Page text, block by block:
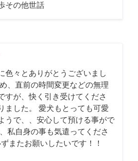
その他世話
色々とありがとうございまし
、直前の時間変更などの無理
すが、快く引き受けてくださ
ました。 愛犬もとっても可愛
うで、、安心して預ける事がで
私自身の事も気遣ってくださ
またお願いしたいです！！